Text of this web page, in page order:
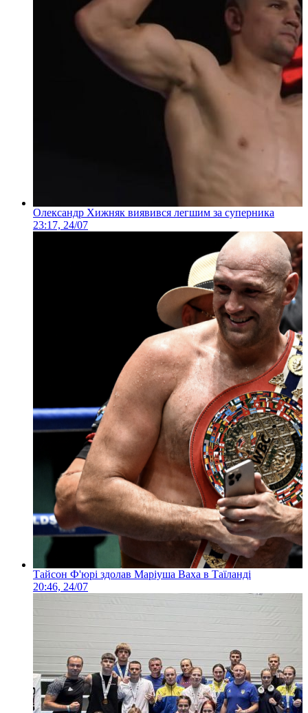
Олександр Хижняк виявився легшим за суперника
23:17, 24/07
Тайсон Ф'юрі здолав Маріуша Ваха в Таїланді
20:46, 24/07